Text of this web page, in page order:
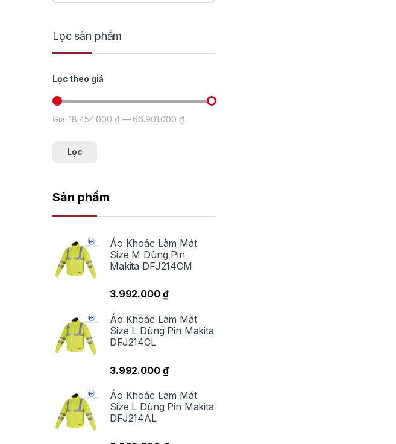
Lọc sản phẩm
Lọc theo giá
Giá tối thiểu
Giá tối đa
Lọc
Giá:18.454.000 ₫— 66.901.000 ₫
Sản phẩm
Áo Khoác Làm Mát
Size M Dùng Pin
Makita DFJ214CM
3.992.000 ₫
Áo Khoác Làm Mát
Size L Dùng Pin Makita
DFJ214CL
3.992.000 ₫
Áo Khoác Làm Mát
Size L Dùng Pin Makita
DFJ214AL